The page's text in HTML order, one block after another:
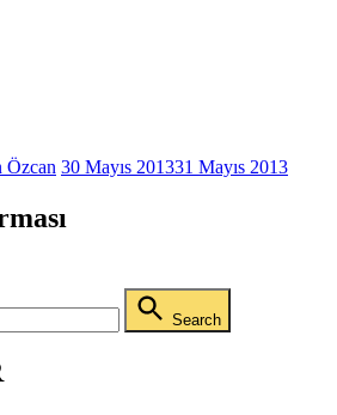
Özcan 30 Mayıs 201331 Mayıs 2013
Search